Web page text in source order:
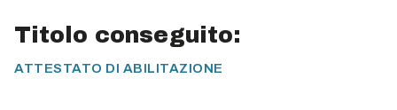
Titolo conseguito:
ATTESTATO DI ABILITAZIONE